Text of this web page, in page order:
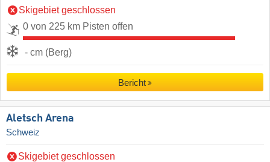
Skigebiet geschlossen
0 von 225 km Pisten offen
- cm (Berg)
Bericht
Aletsch Arena
Schweiz
Skigebiet geschlossen